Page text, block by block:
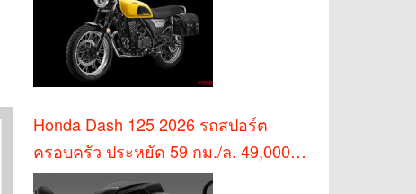
Honda Dash 125 2026 รถสปอร์ต
ครอบครัว ประหยัด 59 กม./ล. 49,000
บาท